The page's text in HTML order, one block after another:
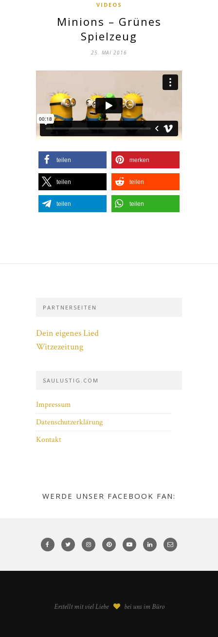
VIDEOS
Minions – Grünes
Spielzeug
25. MAI 2016
teilen merken
teilen teilen
teilen teilen
PARTNERSEITEN
Dein eigenes Lied
Witzezeitung
SAULUSTIG.COM
Impressum
Datenschutzerklärung
Kontakt
WERDE UNSER FACEBOOK FAN:
Erstellt mit viel Liebe bei uns im Büro